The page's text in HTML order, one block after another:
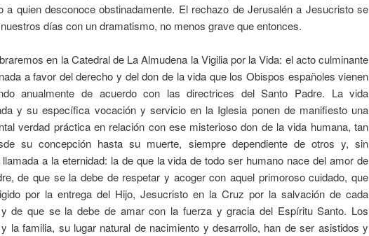
a quien desconoce obstinadamente. El rechazo de Jerusalén a Jesucristo se
días con un dramatismo, no menos grave que entonces.
en la Catedral de La Almudena la Vigilia por la Vida: el acto culminante
a favor del derecho y del don de la vida que los Obispos españoles vienen
anualmente de acuerdo con las directrices del Santo Padre. La vida
y su específica vocación y servicio en la Iglesia ponen de manifiesto una
verdad práctica en relación con ese misterioso don de la vida humana, tan
su concepción hasta su muerte, siempre dependiente de otros y, sin
a la eternidad: la de que la vida de todo ser humano nace del amor de
de que se la debe de respetar y acoger con aquel primoroso cuidado, que
por la entrega del Hijo, Jesucristo en la Cruz por la salvación de cada
de que se la debe de amar con la fuerza y gracia del Espíritu Santo. Los
la familia, su lugar natural de nacimiento y desarrollo, han de ser asistidos y